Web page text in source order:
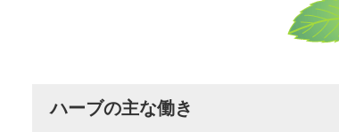
ハーブの主な働き